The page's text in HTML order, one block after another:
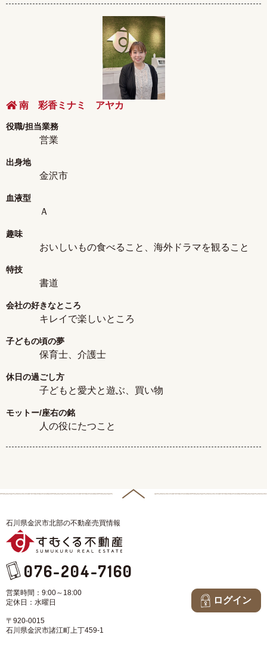
南 彩香ミナミ アヤカ
役職/担当業務
営業
出身地
金沢市
血液型
Ａ
趣味
おいしいもの食べること、海外ドラマを観ること
特技
書道
会社の好きなところ
キレイで楽しいところ
子どもの頃の夢
保育士、介護士
休日の過ごし方
子どもと愛犬と遊ぶ、買い物
モットー/座右の銘
人の役にたつこと
石川県金沢市北部の不動産売買情報
ログイン
076-204-7160
営業時間：9:00～18:00
定休日：水曜日
〒920-0015
石川県金沢市諸江町上丁459-1